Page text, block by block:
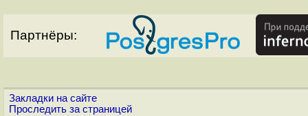
Партнёры:
Закладки на сайте
Проследить за страницей